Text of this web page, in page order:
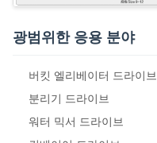
광범위한 응용 분야
버킷 엘리베이터 드라이브
분리기 드라이브
워터 믹서 드라이브